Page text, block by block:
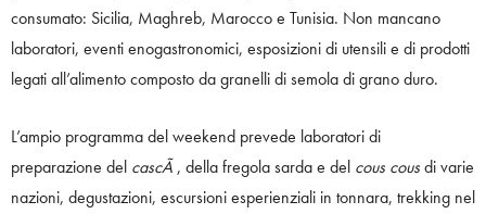
consumato: Sicilia, Maghreb, Marocco e Tunisia. Non mancano
laboratori, eventi enogastronomici, esposizioni di utensili e di prodotti
legati all’alimento composto da granelli di semola di grano duro.
L’ampio programma del weekend prevede laboratori di
preparazione del cascÃ, della fregola sarda e del cous cousdi varie
nazioni, degustazioni, escursioni esperienziali in tonnara, trekking nel